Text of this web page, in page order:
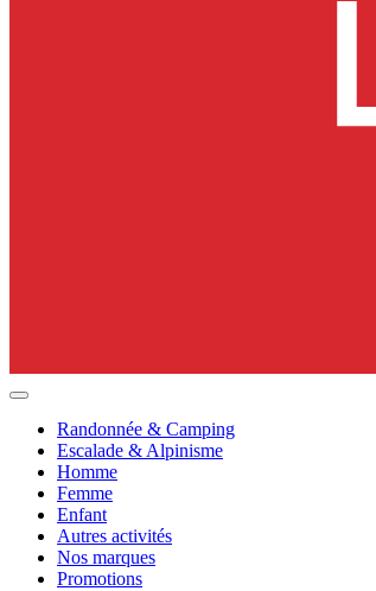
Randonnée & Camping
Escalade & Alpinisme
Homme
Femme
Enfant
Autres activités
Nos marques
Promotions